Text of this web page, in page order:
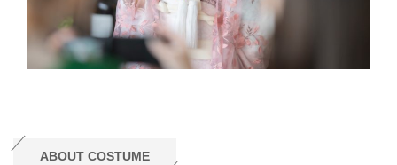
ABOUT COSTUME